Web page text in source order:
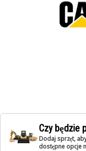
Czy będzie
Dodaj sprzęt,
dostępne opcje